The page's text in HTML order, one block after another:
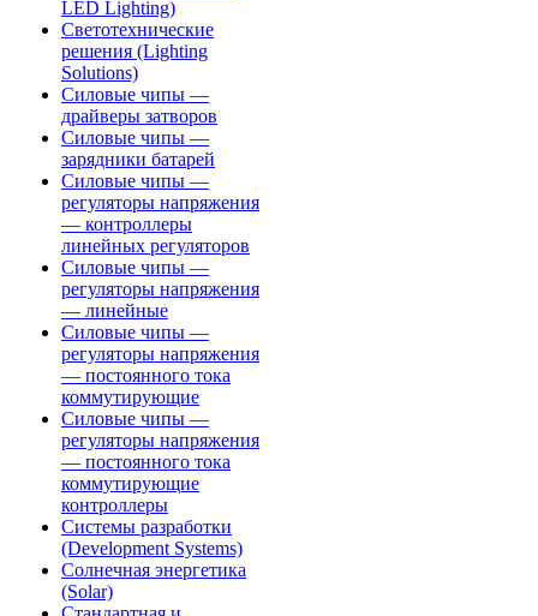
LED Lighting)
Светотехнические
решения (Lighting
Solutions)
Силовые чипы —
драйверы затворов
Силовые чипы —
зарядники батарей
Силовые чипы —
регуляторы напряжения
— контроллеры
линейных регуляторов
Силовые чипы —
регуляторы напряжения
— линейные
Силовые чипы —
регуляторы напряжения
— постоянного тока
коммутирующие
Силовые чипы —
регуляторы напряжения
— постоянного тока
коммутирующие
контроллеры
Системы разработки
(Development Systems)
Солнечная энергетика
(Solar)